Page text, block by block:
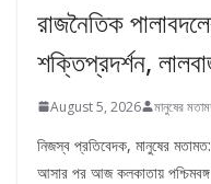
রাজনৈতিক
শক্তিপ্রদর্শন,
August 5, 2026 মানুষের
নিজস্ব প্রতিবেদক, মানুষের
আসার পর আজ কলকাতায় পশ্চিমবঙ্গ